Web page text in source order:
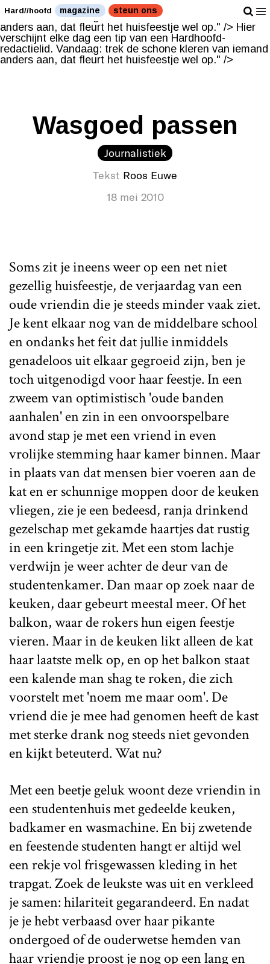
Hier verschijnt elke dag een tip van een Hardhoofd-
redactielid. Vandaag: trek de schone kleren van iemand
anders aan, dat fleurt het huisfeestje wel op." /> Hier
verschijnt elke dag een tip van een Hardhoofd-
redactielid. Vandaag: trek de schone kleren van iemand
anders aan, dat fleurt het huisfeestje wel op." />
Hard//hoofd magazine steun ons
Wasgoed passen
Journalistiek
Tekst Roos Euwe
18 mei 2010
Soms zit je ineens weer op een net niet
gezellig huisfeestje, de verjaardag van een
oude vriendin die je steeds minder vaak ziet.
Je kent elkaar nog van de middelbare school
en ondanks het feit dat jullie inmiddels
genadeloos uit elkaar gegroeid zijn, ben je
toch uitgenodigd voor haar feestje. In een
zweem van optimistisch 'oude banden
aanhalen' en zin in een onvoorspelbare
avond stap je met een vriend in even
vrolijke stemming haar kamer binnen. Maar
in plaats van dat mensen bier voeren aan de
kat en er schunnige moppen door de keuken
vliegen, zie je een bedeesd, ranja drinkend
gezelschap met gekamde haartjes dat rustig
in een kringetje zit. Met een stom lachje
verdwijn je weer achter de deur van de
studentenkamer. Dan maar op zoek naar de
keuken, daar gebeurt meestal meer. Of het
balkon, waar de rokers hun eigen feestje
vieren. Maar in de keuken likt alleen de kat
haar laatste melk op, en op het balkon staat
een kalende man shag te roken, die zich
voorstelt met 'noem me maar oom'. De
vriend die je mee had genomen heeft de kast
met sterke drank nog steeds niet gevonden
en kijkt beteuterd. Wat nu?
Met een beetje geluk woont deze vriendin in
een studentenhuis met gedeelde keuken,
badkamer en wasmachine. En bij zwetende
en feestende studenten hangt er altijd wel
een rekje vol frisgewassen kleding in het
trapgat. Zoek de leukste was uit en verkleed
je samen: hilariteit gegarandeerd. En nadat
je je hebt verbaasd over haar pikante
ondergoed of de ouderwetse hemden van
haar vriendje proost je nog op een lang en